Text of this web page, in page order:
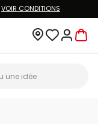
VOIR CONDITIONS